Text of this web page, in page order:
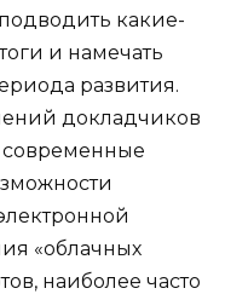
какие-
и намечать
развития.
докладчиков
современные
«облачных
наиболее часто